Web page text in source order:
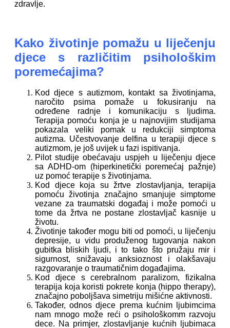
zdravlje.
Kako životinje pomažu u liječenju
djece s različitim psihološkim
poremećajima?
Kod djece s autizmom, kontakt sa životinjama,
naročito psima pomaže u fokusiranju na
određene radnje i komunikaciju s ljudima.
Terapija pomoću konja je u najnovijim studijama
pokazala veliki pomak u redukciji simptoma
autizma. Učestvovanje delfina u terapiji djece s
autizmom, je još uvijek u fazi ispitivanja.
Pilot studije obećavaju uspjeh u liječenju djece
sa ADHD-om (hiperkinetički poremećaj pažnje)
uz pomoć terapije s životinjama.
Kod djece koja su žrtve zlostavljanja, terapija
pomoću životinja značajno smanjuje simptome
vezane za traumatski događaj i može pomoći u
tome da žrtva ne postane zlostavljač kasnije u
životu.
Životinje također mogu biti od pomoći, u liječenju
depresije, u vidu produženog tugovanja nakon
gubitka bliskih ljudi, i to tako što pružaju mir i
sigurnost, snižavaju anksioznost i olakšavaju
razgovaranje o traumatičnim događajima.
Kod djece s cerebralnom paralizom, fizikalna
terapija koja koristi pokrete konja (hippo therapy),
značajno poboljšava simetriju mišićne aktivnosti.
Također, odnos djece prema kućnim ljubimcima
nam mnogo može reći o psihološkomm razvoju
dece. Na primjer, zlostavljanje kućnih ljubimaca